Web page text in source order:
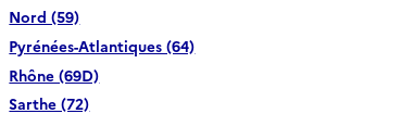
Nord (59)
Pyrénées-Atlantiques (64)
Rhône (69D)
Sarthe (72)